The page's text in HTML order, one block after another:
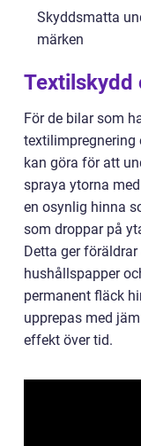
Skyddsmatta
märken
Textilskydd
För de bilar som
textilimpregnering
kan göra för att
spraya ytorna
en osynlig hinna
som droppar på
Detta ger
hushållspapper
permanent fläck
upprepas med
effekt över tid.